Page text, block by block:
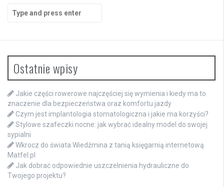
for:
Ostatnie wpisy
Jakie części rowerowe najczęściej się wymienia i kiedy ma to
znaczenie dla bezpieczeństwa oraz komfortu jazdy
Czym jest implantologia stomatologiczna i jakie ma korzyści?
Stylowe szafeczki nocne: jak wybrać idealny model do swojej
sypialni
Wkrocz do świata Wiedźmina z tanią księgarnią internetową
Matfel.pl
Jak dobrać odpowiednie uszczelnienia hydrauliczne do
Twojego projektu?